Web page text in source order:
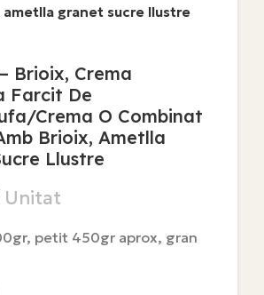
ametlla granet sucre llustre
Brioix, Crema
Farcit De
crema O Combinat
Brioix, Ametlla
Llustre
petit 450gr aprox, gran